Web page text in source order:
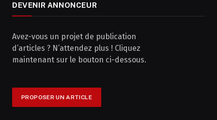
DEVENIR ANNONCEUR
Avez-vous un projet de publication
d’articles ? N’attendez plus ! Cliquez
maintenant sur le bouton ci-dessous.
PROPOSER UN ARTICLE